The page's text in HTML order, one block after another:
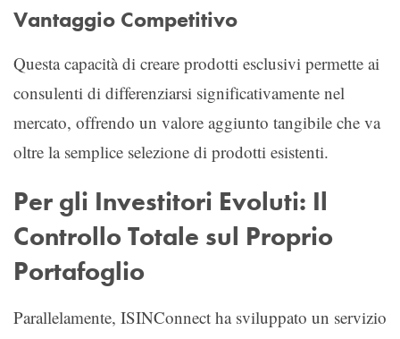
Vantaggio Competitivo
Questa capacità di creare prodotti esclusivi permette ai
consulenti di differenziarsi significativamente nel
mercato, offrendo un valore aggiunto tangibile che va
oltre la semplice selezione di prodotti esistenti.
Per gli Investitori Evoluti: Il
Controllo Totale sul Proprio
Portafoglio
Parallelamente, ISINConnect ha sviluppato un servizio